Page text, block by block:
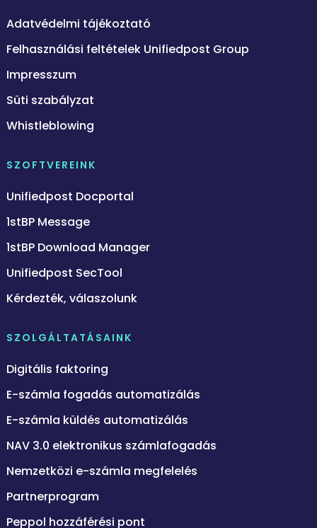
Adatvédelmi tájékoztató
Felhasználási feltételek Unifiedpost Group
Impresszum
Süti szabályzat
Whistleblowing
SZOFTVEREINK
Unifiedpost Docportal
1stBP Message
1stBP Download Manager
Unifiedpost SecTool
Kérdezték, válaszolunk
SZOLGÁLTATÁSAINK
Digitális faktoring
E-számla fogadás automatizálás
E-számla küldés automatizálás
NAV 3.0 elektronikus számlafogadás
Nemzetközi e-számla megfelelés
Partnerprogram
Peppol hozzáférési pont